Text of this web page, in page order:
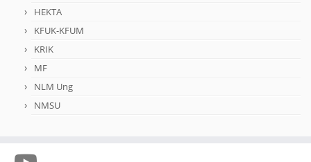
HEKTA
KFUK-KFUM
KRIK
MF
NLM Ung
NMSU